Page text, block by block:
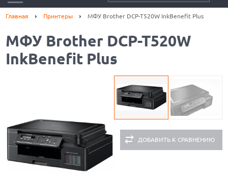
Главная Принтеры МФУ Brother DCP-T520W InkBenefit Plus
МФУ Brother DCP-T520W
InkBenefit Plus
ДОБАВИТЬ К СРАВНЕНИЮ